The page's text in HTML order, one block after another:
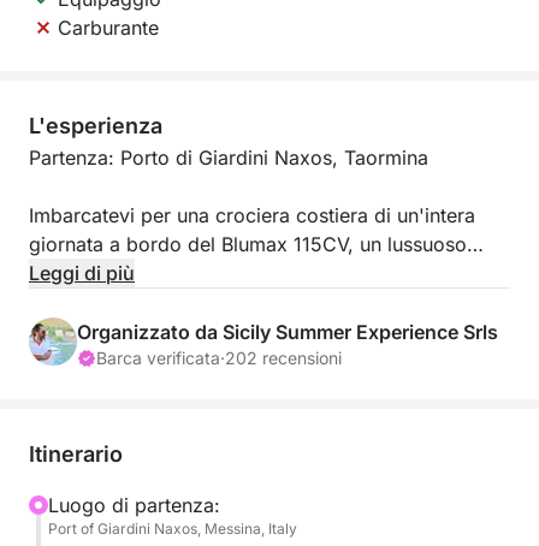
Carburante
L'esperienza
Partenza: Porto di Giardini Naxos, Taormina
Imbarcatevi per una crociera costiera di un'intera
giornata a bordo del Blumax 115CV, un lussuoso
motoscafo varato nel 2023. Questo tour privato vi
di Naxos alla Baia delle Sirene, offrendovi panorami
mozzafiato e angoli nascosti. Rilassatevi e godetevi
e Isola Bella.
Durante la giornata, vi verranno offerti frutta di
stagione, snack e champagne, il tutto mentre
Leggi di più
Organizzato da Sicily Summer Experience Srls
Barca verificata·202 recensioni
Itinerario
Luogo di partenza:
Port of Giardini Naxos, Messina, Italy